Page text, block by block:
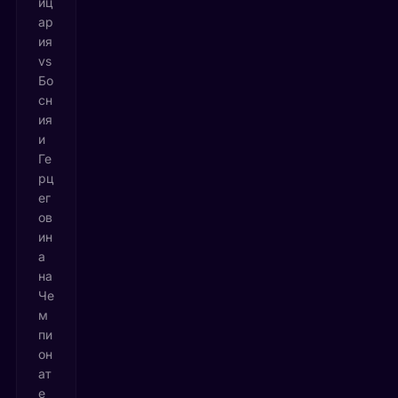
ар
ия
vs
Бо
сн
ия
и
Ге
рц
ег
ов
ин
а
на
Че
м
пи
он
ат
е